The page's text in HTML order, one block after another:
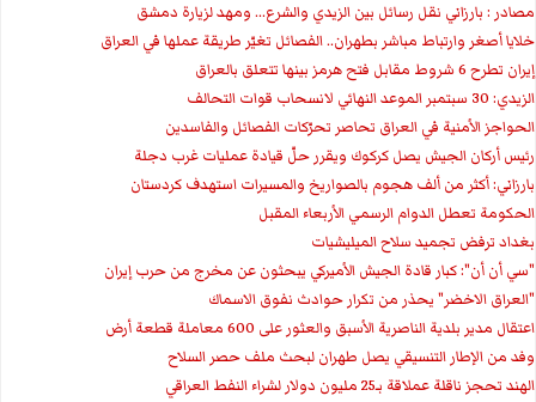
مصادر : بارزاني نقل رسائل بين الزيدي والشرع... ومهد لزيارة دمشق
خلايا أصغر وارتباط مباشر بطهران.. الفصائل تغيّر طريقة عملها في العراق
إيران تطرح 6 شروط مقابل فتح هرمز بينها تتعلق بالعراق
الزيدي: 30 سبتمبر الموعد النهائي لانسحاب قوات التحالف
الحواجز الأمنية في العراق تحاصر تحرّكات الفصائل والفاسدين
رئيس أركان الجيش يصل كركوك ويقرر حلّ قيادة عمليات غرب دجلة
بارزاني: أكثر من ألف هجوم بالصواريخ والمسيرات استهدف كردستان
الحكومة تعطل الدوام الرسمي الأربعاء المقبل
بغداد ترفض تجميد سلاح الميليشيات
"سي أن أن": كبار قادة الجيش الأميركي يبحثون عن مخرج من حرب إيران
"العراق الاخضر" يحذر من تكرار حوادث نفوق الاسماك
اعتقال مدير بلدية الناصرية الأسبق والعثور على 600 معاملة قطعة أرض
وفد من الإطار التنسيقي يصل طهران لبحث ملف حصر السلاح
الهند تحجز ناقلة عملاقة بـ25 مليون دولار لشراء النفط العراقي